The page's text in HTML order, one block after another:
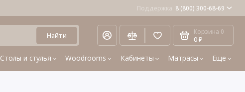
Поддержка 8 (800) 300-68-69
Найти Корзина 0
0 ₽
Столы и стулья Woodrooms Кабинеты Матрасы Еще